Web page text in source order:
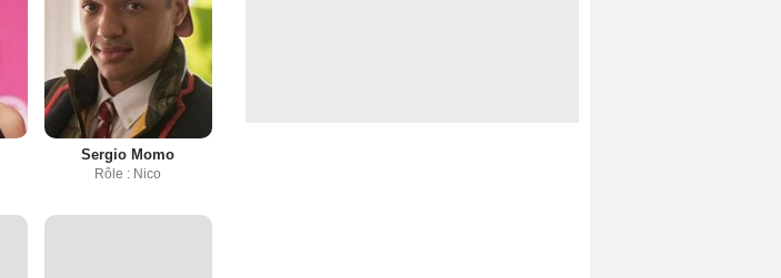
Sergio Momo
Rôle : Nico